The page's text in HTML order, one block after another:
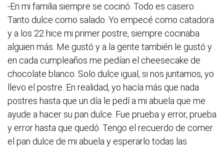
-En mi familia siempre se cocinó. Todo es casero.
Tanto dulce como salado. Yo empecé como catadora
y a los 22 hice mi primer postre, siempre cocinaba
alguien más. Me gustó y a la gente también le gustó y
en cada cumpleaños me pedían el cheesecake de
chocolate blanco. Solo dulce igual, si nos juntamos, yo
llevo el postre. En realidad, yo hacía más que nada
postres hasta que un día le pedí a mi abuela que me
ayude a hacer su pan dulce. Fue prueba y error, prueba
y error hasta que quedó. Tengo el recuerdo de comer
el pan dulce de mi abuela y esperarlo todas las